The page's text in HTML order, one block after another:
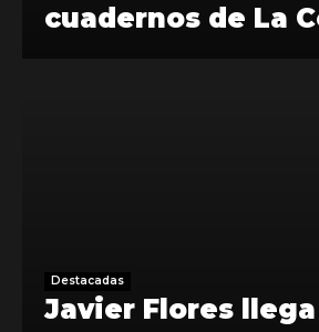
cuadernos de La
Destacadas
Javier Flores llega